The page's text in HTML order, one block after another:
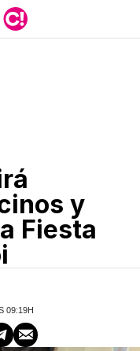
y
Fiesta
09:19H